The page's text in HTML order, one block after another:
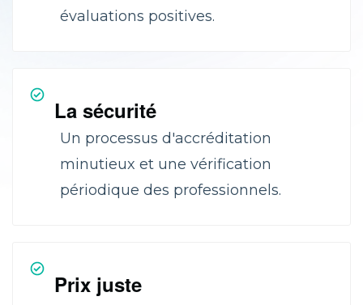
évaluations positives.
La sécurité
Un processus d'accréditation
minutieux et une vérification
périodique des professionnels.
Prix juste